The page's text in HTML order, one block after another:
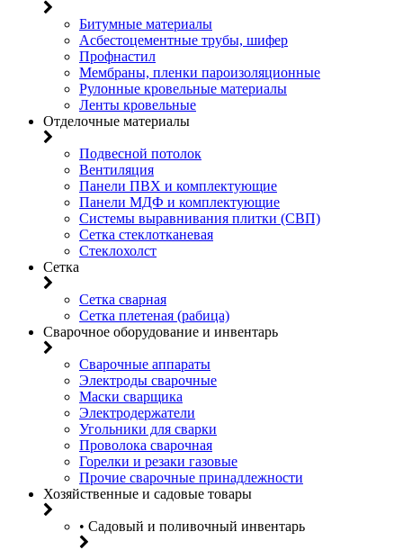
Битумные материалы
Асбестоцементные трубы, шифер
Профнастил
Мембраны, пленки пароизоляционные
Рулонные кровельные материалы
Ленты кровельные
Отделочные материалы
Подвесной потолок
Вентиляция
Панели ПВХ и комплектующие
Панели МДФ и комплектующие
Системы выравнивания плитки (СВП)
Сетка стеклотканевая
Стеклохолст
Сетка
Сетка сварная
Сетка плетеная (рабица)
Сварочное оборудование и инвентарь
Сварочные аппараты
Электроды сварочные
Маски сварщика
Электродержатели
Угольники для сварки
Проволока сварочная
Горелки и резаки газовые
Прочие сварочные принадлежности
Хозяйственные и садовые товары
• Садовый и поливочный инвентарь